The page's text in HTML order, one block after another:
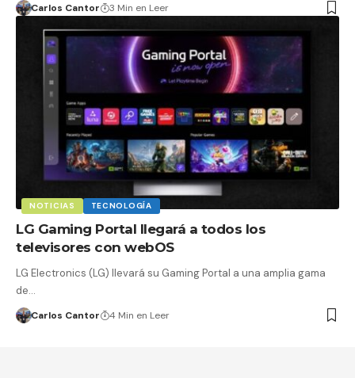
Carlos Cantor 3 Min en Leer
NOTICIAS TECNOLOGÍA
LG Gaming Portal llegará a todos los
televisores con webOS
LG Electronics (LG) llevará su Gaming Portal a una amplia gama
de…
Carlos Cantor 4 Min en Leer